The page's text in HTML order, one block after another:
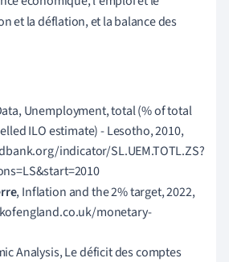
et la déflation, et la balance des
Unemployment, total (% of total
ILO estimate) - Lesotho, 2010,
indicator/SL.UEM.TOTL.ZS?
, Inflation and the 2% target, 2022,
monetary-
Analysis, Le déficit des comptes